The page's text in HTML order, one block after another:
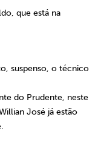
que está na
suspenso, o técnico
do Prudente, neste
José já estão